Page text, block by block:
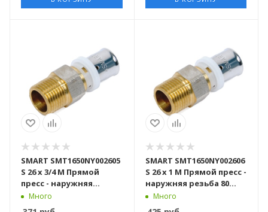
SMART SMT1650NY002605
S 26 x 3/4 M Прямой
пресс - наружняя
резьба 100 штук в
упаковке
Много
SMART SMT1650NY002606
S 26 x 1 M Прямой пресс -
наружняя резьба 80
штук в упаковке
Много